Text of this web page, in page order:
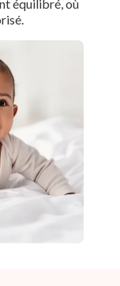
équilibré, où